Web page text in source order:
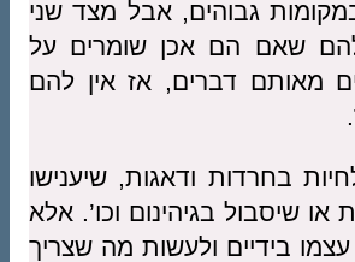
גבוהים, אבל מצד שני
שאם הם אכן שומרים על
מאותם דברים, אז אין להם
בחרדות ודאגות, שיענישו
או שיסבול בגיהינום וכו’. אלא
בידיים ולעשות מה שצריך